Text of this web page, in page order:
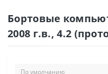
Бортовые
2008 г.в., 4.2